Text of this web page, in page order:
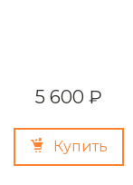
5 600 ₽
Купить